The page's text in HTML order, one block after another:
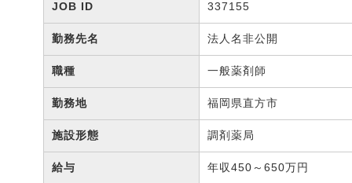
JOB ID 337155
勤務先名 法人名非公開
職種 一般薬剤師
勤務地 福岡県直方市
施設形態 調剤薬局
給与 年収450～650万円